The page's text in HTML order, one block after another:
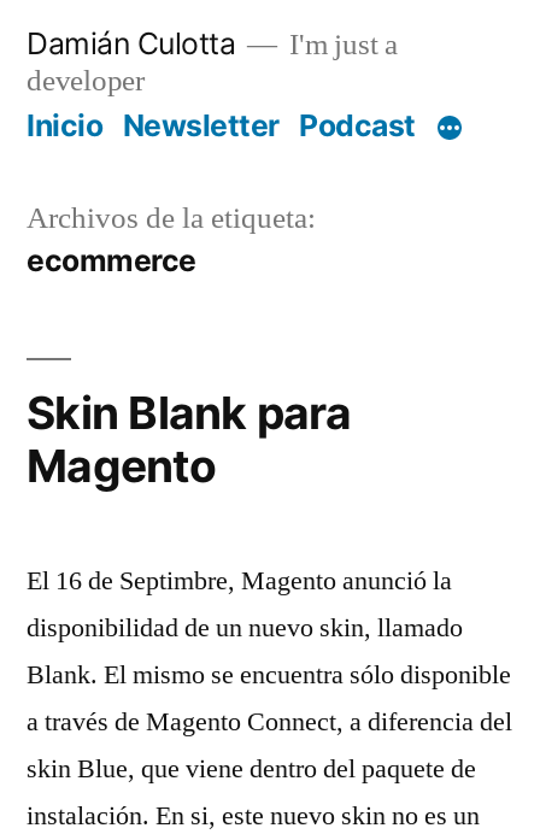
contenido
Damián Culotta
I'm just a
developer
Inicio Newsletter Podcast
Archivos de la etiqueta:
ecommerce
Skin Blank para
Magento
El 16 de Septimbre, Magento anunció la
disponibilidad de un nuevo skin, llamado
Blank. El mismo se encuentra sólo disponible
a través de Magento Connect, a diferencia del
skin Blue, que viene dentro del paquete de
instalación. En si, este nuevo skin no es un